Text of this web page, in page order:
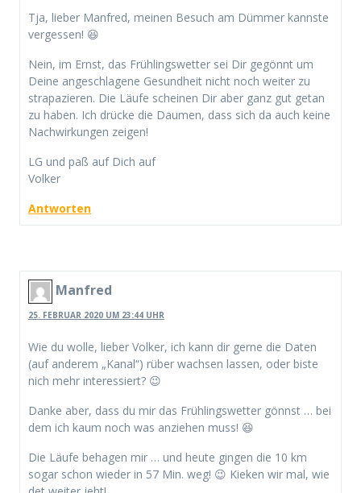
Tja, lieber Manfred, meinen Besuch am Dümmer kannste
vergessen! 😆
Nein, im Ernst, das Frühlingswetter sei Dir gegönnt um
Deine angeschlagene Gesundheit nicht noch weiter zu
strapazieren. Die Läufe scheinen Dir aber ganz gut getan
zu haben. Ich drücke die Daumen, dass sich da auch keine
Nachwirkungen zeigen!
LG und paß auf Dich auf
Volker
Antworten
Manfred
25. FEBRUAR 2020 UM 23:44 UHR
Wie du wolle, lieber Volker, ich kann dir gerne die Daten
(auf anderem „Kanal“) rüber wachsen lassen, oder biste
nich mehr interessiert? 😉
Danke aber, dass du mir das Frühlingswetter gönnst … bei
dem ich kaum noch was anziehen muss! 😆
Die Läufe behagen mir … und heute gingen die 10 km
sogar schon wieder in 57 Min. weg! 😉 Kieken wir mal, wie